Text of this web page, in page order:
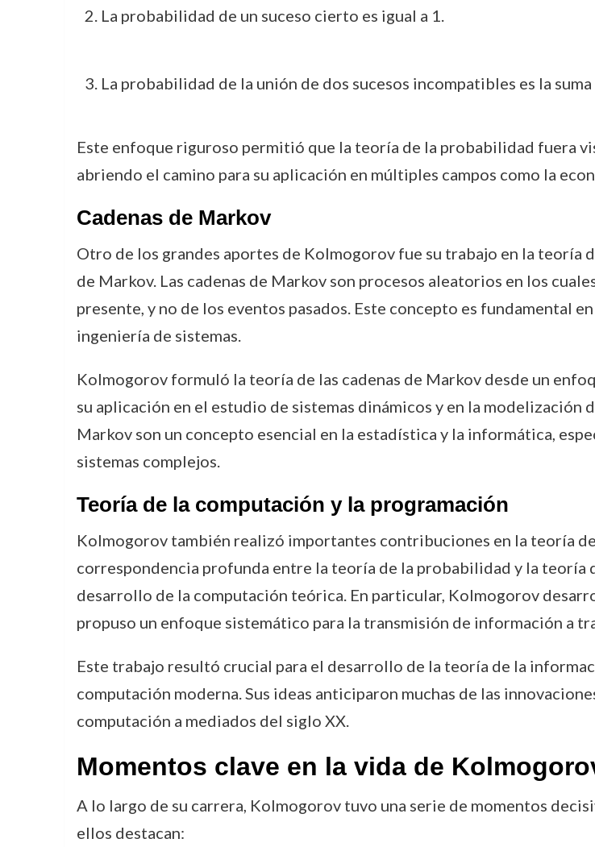
La probabilidad de un suceso cierto es igual a 1.
La probabilidad de la unión de dos sucesos incompatibles es la
Este enfoque riguroso permitió que la teoría de la probabilidad fuera
abriendo el camino para su aplicación en múltiples campos como la
Cadenas de Markov
Otro de los grandes aportes de Kolmogorov fue su trabajo en la teoría
de Markov. Las cadenas de Markov son procesos aleatorios en los
presente, y no de los eventos pasados. Este concepto es fundamental
ingeniería de sistemas.
Kolmogorov formuló la teoría de las cadenas de Markov desde un
su aplicación en el estudio de sistemas dinámicos y en la modelización
Markov son un concepto esencial en la estadística y la informática,
sistemas complejos.
Teoría de la computación y la programación
Kolmogorov también realizó importantes contribuciones en la teoría
correspondencia profunda entre la teoría de la probabilidad y la teoría
desarrollo de la computación teórica. En particular, Kolmogorov
propuso un enfoque sistemático para la transmisión de información a
Este trabajo resultó crucial para el desarrollo de la teoría de la
computación moderna. Sus ideas anticiparon muchas de las
computación a mediados del siglo XX.
Momentos clave en la vida de
A lo largo de su carrera, Kolmogorov tuvo una serie de momentos
ellos destacan: